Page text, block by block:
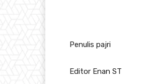
Penulis pajri
Editor Enan ST